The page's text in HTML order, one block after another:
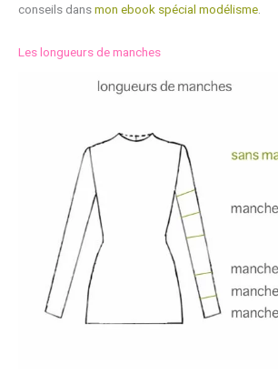
conseils dansmon ebook spécial modélisme
Les longueurs de manches